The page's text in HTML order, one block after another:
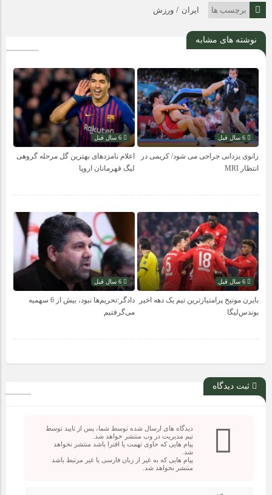
برچسب ها ایران / ورزش
نوشته های مشابه
6 سال قبل
زانوی یزدانی جراحی می شود/ کریمی در
انتظار MRI
اعلام نامزدهای بهترین گل مرحله گروهی
لیگ قهرمانان اروپا
6 سال قبل
بایرن مونیخ پرامتیازترین تیم یک دهه اخیر
بوندس‌لیگا
دادگر:تحریم‌ها نبود، بیش از 6 سهمیه
می‌گرفتیم
ثبت دیدگاه
دیدگاه های ارسال شده توسط شما، پس از تایید توسط
تیم مدیریت در وب منتشر خواهد شد.
پیام هایی که حاوی تهمت یا افترا باشد منتشر نخواهد
شد.
پیام هایی که به غیر از زبان فارسی یا غیر مرتبط باشد
منتشر نخواهد شد.